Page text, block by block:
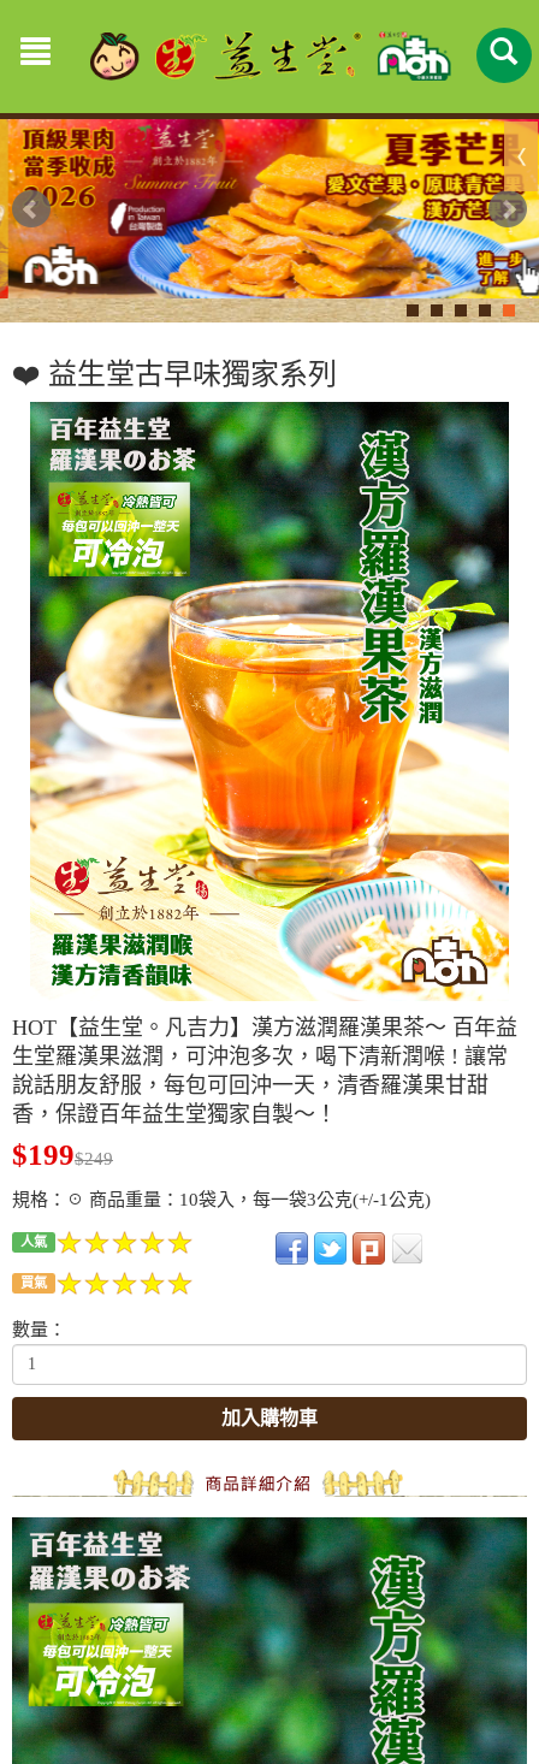
❤️ 益生堂古早味獨家系列
HOT【益生堂。凡吉力】漢方滋潤羅漢果茶～ 百年益
生堂羅漢果滋潤，可沖泡多次，喝下清新潤喉 ! 讓常
說話朋友舒服，每包可回沖一天，清香羅漢果甘甜
香，保證百年益生堂獨家自製～！
$199$249
規格：☉ 商品重量：10袋入，每一袋3公克(+/-1公克)
人氣
買氣
數量：
加入購物車